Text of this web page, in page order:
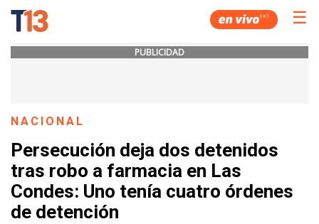
☰
PUBLICIDAD
NACIONAL
Persecución deja dos detenidos
tras robo a farmacia en Las
Condes: Uno tenía cuatro órdenes
de detención